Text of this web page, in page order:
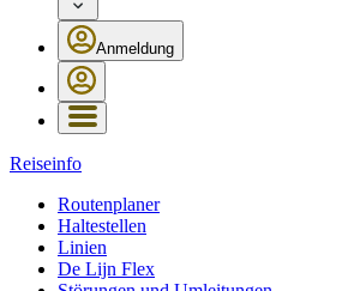
Anmeldung
Reiseinfo
Routenplaner
Haltestellen
Linien
De Lijn Flex